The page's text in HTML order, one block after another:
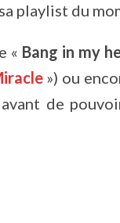
playlist du
« Bang in my
») ou
de